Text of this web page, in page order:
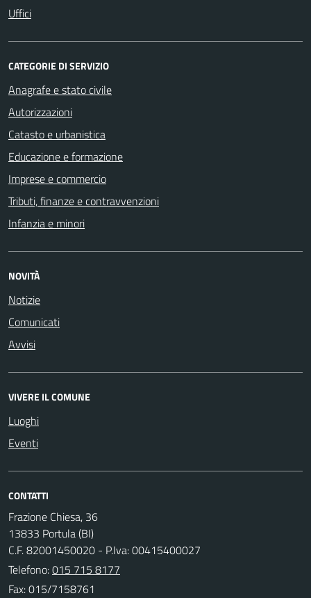
Uffici
CATEGORIE DI SERVIZIO
Anagrafe e stato civile
Autorizzazioni
Catasto e urbanistica
Educazione e formazione
Imprese e commercio
Tributi, finanze e contravvenzioni
Infanzia e minori
NOVITÀ
Notizie
Comunicati
Avvisi
VIVERE IL COMUNE
Luoghi
Eventi
CONTATTI
Frazione Chiesa, 36
13833 Portula (BI)
C.F. 82001450020 - P.Iva: 00415400027
Telefono:015 715 8177
Fax: 015/7158761